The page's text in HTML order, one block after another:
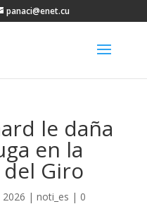
panaci@enet.cu
le daña
en la
Giro
| noti_es | 0